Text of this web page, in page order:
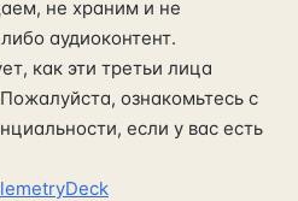
не храним и не
аудиоконтент.
как эти третьи лица
ознакомьтесь с
если у вас есть